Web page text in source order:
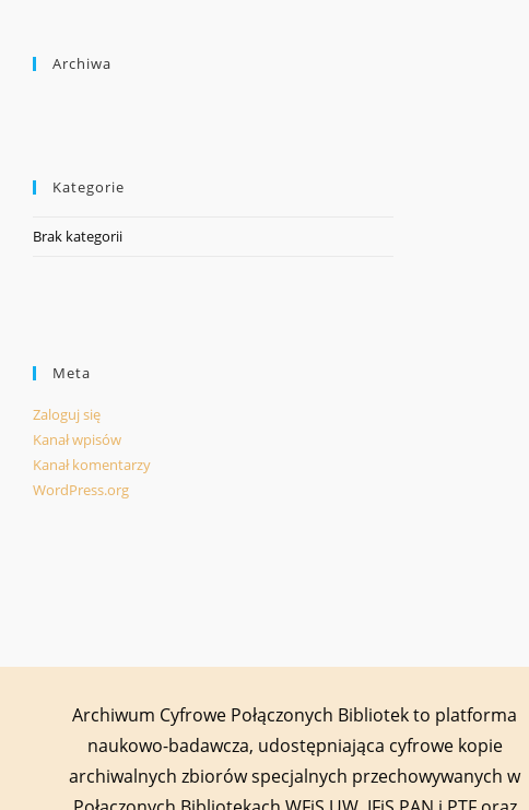
Archiwa
Kategorie
Brak kategorii
Meta
Zaloguj się
Kanał wpisów
Kanał komentarzy
WordPress.org
Archiwum Cyfrowe Połączonych Bibliotek to platforma
naukowo-badawcza, udostępniająca cyfrowe kopie
archiwalnych zbiorów specjalnych przechowywanych w